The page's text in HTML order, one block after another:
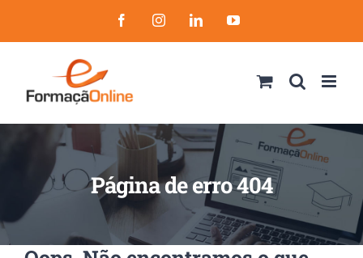
to
FacebookInstagramLinkedInYouTube
Página de erro 404